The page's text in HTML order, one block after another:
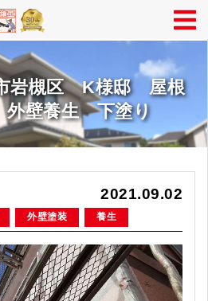
岩槻区 K様邸 屋根
外壁養生 下塗り
2021.09.02
外壁塗装 養生